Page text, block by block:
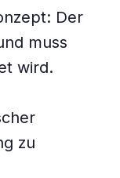
Der
muss
wird.
zu